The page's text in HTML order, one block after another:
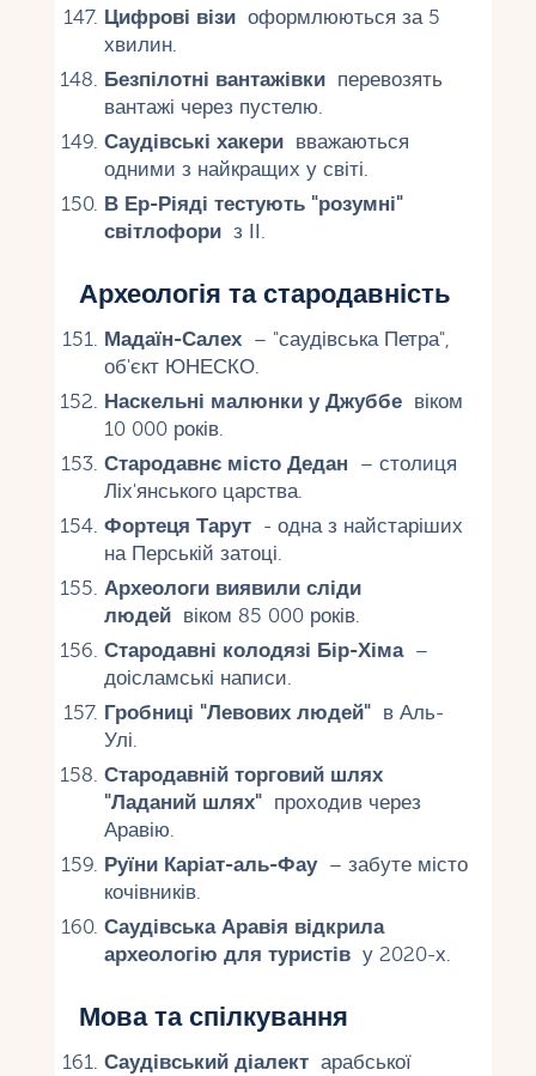
Цифрові візиоформлюються за 5
хвилин.
Безпілотні вантажівкиперевозять
вантажі через пустелю.
Саудівські хакеривважаються
одними з найкращих у світі.
В Ер-Ріяді тестують "розумні"
світлофориз ІІ.
Археологія та стародавність
Мадаїн-Салех– "саудівська Петра",
об'єкт ЮНЕСКО.
Наскельні малюнки у Джуббевіком
10 000 років.
Стародавнє місто Дедан – столиця
Ліх'янського царства.
Фортеця Тарут- одна з найстаріших
на Перській затоці.
Археологи виявили сліди
людейвіком 85 000 років.
Стародавні колодязі Бір-Хіма–
доісламські написи.
Гробниці "Левових людей"в Аль-
Улі.
Стародавній торговий шлях
"Ладаний шлях"проходив через
Аравію.
Руїни Каріат-аль-Фау– забуте місто
кочівників.
Саудівська Аравія відкрила
археологію для туристіву 2020-х.
Мова та спілкування
Саудівський діалектарабської